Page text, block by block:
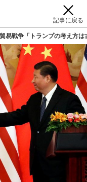
記事に戻る
戦争「トランプの考え方は